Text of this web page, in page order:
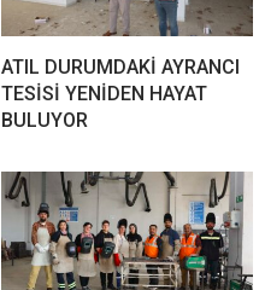
ATIL DURUMDAKİ AYRANCI
TESİSİ YENİDEN HAYAT
BULUYOR